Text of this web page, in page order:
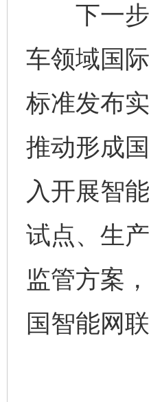
下一步
车领域国
标准发布
推动形成
入开展智
试点、生
监管方案
国智能网
完善运行机制助力责